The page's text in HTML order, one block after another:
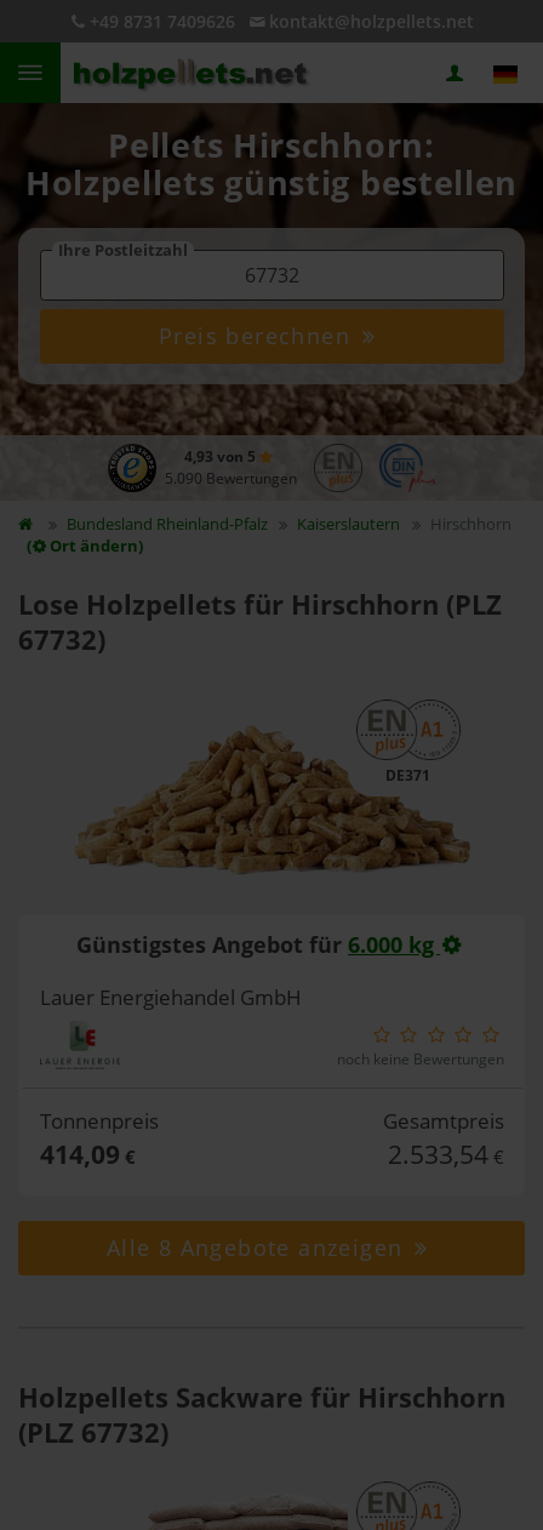
+49 8731 7409626 kontakt@holzpellets.net
Pellets Hirschhorn:
Holzpellets günstig bestellen
Ihre Postleitzahl
Preis berechnen
4,93 von 5
5.090 Bewertungen
Bundesland Rheinland-Pfalz Kaiserslautern
Hirschhorn
(
Ort ändern)
Lose Holzpellets für Hirschhorn (PLZ
67732)
DE371
Günstigstes Angebot für 6.000 kg
Lauer Energiehandel GmbH
noch keine Bewertungen
Tonnenpreis
414,09 €
Gesamtpreis
2.533,54 €
Alle 8 Angebote anzeigen
Holzpellets Sackware für Hirschhorn
(PLZ 67732)